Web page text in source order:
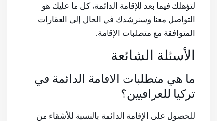
لتؤهلك فيما بعد للإقامة الدائمة، كل ما عليك هو
التواصل معنا وسنرشدك في الحال إلى العقارات
المتوافقة مع متطلبات الإقامة.
الأسئلة الشائعة
ما هي متطلبات الاقامة الدائمة في
تركيا للعراقيين؟
للحصول على الإقامة الدائمة بالنسبة للأشقاء من